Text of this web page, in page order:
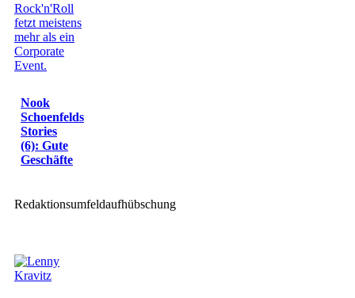
Nook
Schoenfelds
Stories
(6): Gute
Geschäfte
Redaktionsumfeldaufhübschung